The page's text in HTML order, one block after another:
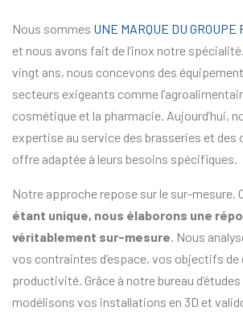
Nous sommes UNE MARQUE DU
et nous avons fait de l’inox notre
vingt ans, nous concevons des
secteurs exigeants comme
cosmétique et la pharmacie. Aujourd’hui,
expertise au service des brasseries et des
offre adaptée à leurs besoins spécifiques.
Notre approche repose sur le sur-mesure.
étant unique, nous élaborons une
véritablement sur-mesure. Nous
vos contraintes d’espace, vos objectifs de
productivité. Grâce à notre bureau
modélisons vos installations en 3D et